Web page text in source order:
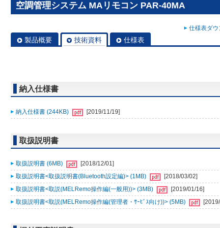
空調管理システム MAリモコン PAR-40MA
仕様表ダ
製品概要 技術資料 仕様表
納入仕様書
納入仕様書 (244KB) [2019/11/19]
取扱説明書
取扱説明書 (6MB)
[2018/12/01]
取扱説明書<取扱説明書(Bluetooth設定編)> (1MB)
[2018/03/02]
取扱説明書<取説(MELRemo操作編(一般用))> (3MB)
[2019/01/16]
取扱説明書<取説(MELRemo操作編(管理者・ｻｰﾋﾞｽ向け))> (5MB)